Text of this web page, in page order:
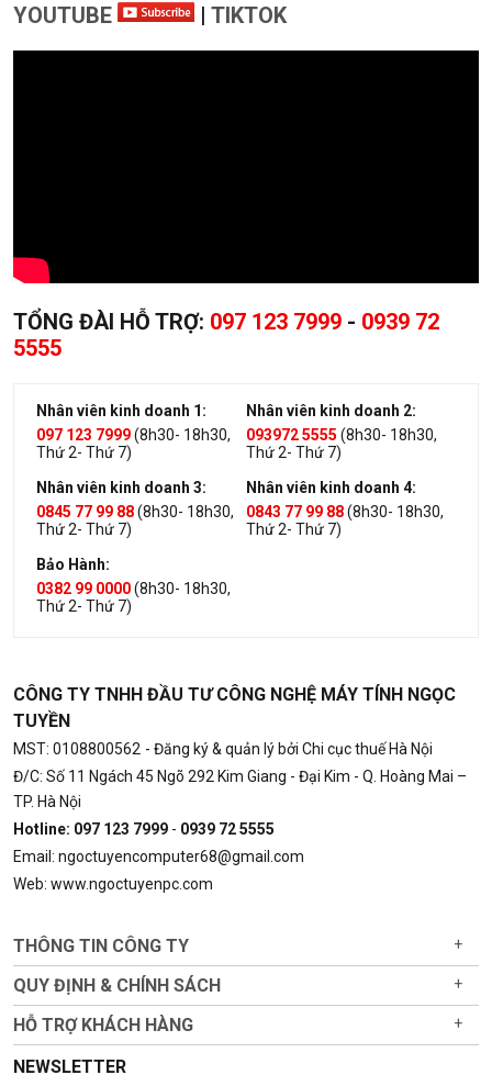
YOUTUBE | TIKTOK
TỔNG ĐÀI HỖ TRỢ: 097 123 7999 - 0939 72
5555
Nhân viên kinh doanh 1:
097 123 7999(8h30- 18h30,
Thứ 2- Thứ 7)
Nhân viên kinh doanh 2:
093972 5555 (8h30- 18h30,
Thứ 2- Thứ 7)
Nhân viên kinh doanh 3:
0845 77 99 88(8h30- 18h30,
Thứ 2- Thứ 7)
Nhân viên kinh doanh 4:
0843 77 99 88(8h30- 18h30,
Thứ 2- Thứ 7)
Bảo Hành:
0382 99 0000(8h30- 18h30,
Thứ 2- Thứ 7)
CÔNG TY TNHH ĐẦU TƯ CÔNG NGHỆ MÁY TÍNH NGỌC
TUYỀN
MST: 0108800562 - Đăng ký & quản lý bởi Chi cục thuế Hà Nội
Đ/C: Số 11 Ngách 45 Ngõ 292 Kim Giang - Đại Kim - Q. Hoàng Mai –
TP. Hà Nội
Hotline: 097 123 7999 - 0939 72 5555
Email: ngoctuyencomputer68@gmail.com
Web: www.ngoctuyenpc.com
THÔNG TIN CÔNG TY +
QUY ĐỊNH & CHÍNH SÁCH +
HỖ TRỢ KHÁCH HÀNG +
NEWSLETTER